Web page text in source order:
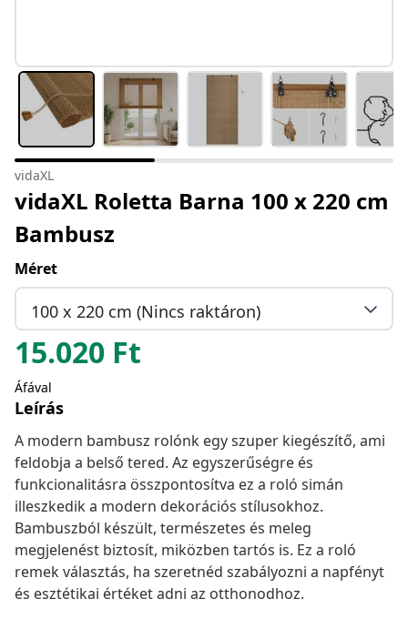
vidaXL
vidaXL Roletta Barna 100 x 220 cm
Bambusz
Méret
100 x 220 cm (Nincs raktáron)
15.020 Ft
Áfával
Leírás
A modern bambusz rolónk egy szuper kiegészítő, ami
feldobja a belső tered. Az egyszerűségre és
funkcionalitásra összpontosítva ez a roló simán
illeszkedik a modern dekorációs stílusokhoz.
Bambuszból készült, természetes és meleg
megjelenést biztosít, miközben tartós is. Ez a roló
remek választás, ha szeretnéd szabályozni a napfényt
és esztétikai értéket adni az otthonodhoz.